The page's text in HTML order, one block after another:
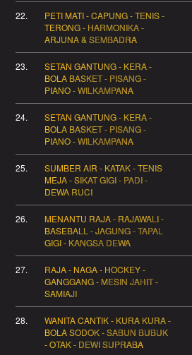
22.
PETI MATI - CAPUNG - TENIS -
TERONG - HARMONIKA -
ARJUNA & SEMBADRA
23.
SETAN GANTUNG - KERA -
BOLA BASKET - PISANG -
PIANO - WILKAMPANA
24.
SETAN GANTUNG - KERA -
BOLA BASKET - PISANG -
PIANO - WILKAMPANA
25.
SUMBER AIR - KATAK - TENIS
MEJA - SIKAT GIGI - PADI -
DEWA RUCI
26.
MENANTU RAJA - RAJAWALI -
BASEBALL - JAGUNG - TAPAL
GIGI - KANGSA DEWA
27.
RAJA - NAGA - HOCKEY -
GANGGANG - MESIN JAHIT -
SAMIAJI
28.
WANITA CANTIK - KURA KURA -
BOLA SODOK - SABUN BUBUK
- OTAK - DEWI SUPRABA